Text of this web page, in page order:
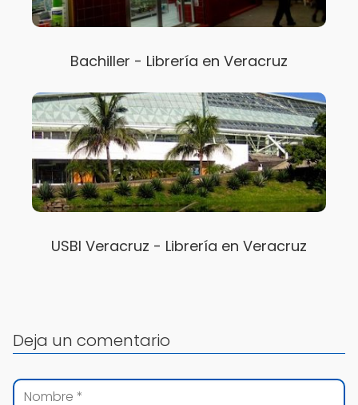
Bachiller - Librería en Veracruz
USBI Veracruz - Librería en Veracruz
Deja un comentario